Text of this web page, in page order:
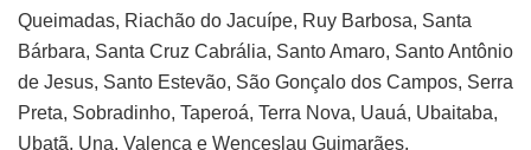
Queimadas, Riachão do Jacuípe, Ruy Barbosa, Santa
Bárbara, Santa Cruz Cabrália, Santo Amaro, Santo Antônio
de Jesus, Santo Estevão, São Gonçalo dos Campos, Serra
Preta, Sobradinho, Taperoá, Terra Nova, Uauá, Ubaitaba,
Ubatã, Una, Valença e Wenceslau Guimarães.